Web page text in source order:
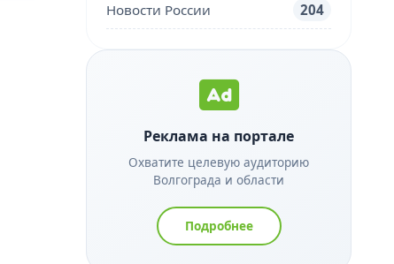
Новости России 204
Реклама на портале
Охватите целевую аудиторию
Волгограда и области
Подробнее